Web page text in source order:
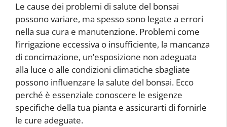
Le cause dei problemi di salute del bonsai
possono variare, ma spesso sono legate a errori
nella sua cura e manutenzione. Problemi come
l’irrigazione eccessiva o insufficiente, la mancanza
di concimazione, un’esposizione non adeguata
alla luce o alle condizioni climatiche sbagliate
possono influenzare la salute del bonsai. Ecco
perché è essenziale conoscere le esigenze
specifiche della tua pianta e assicurarti di fornirle
le cure adeguate.